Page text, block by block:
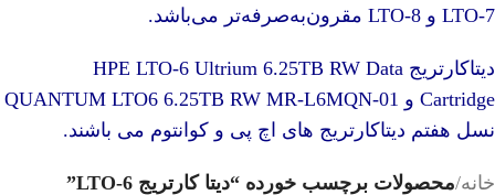
LTO-7 و LTO-8 مقرون‌به‌صرفه‌تر می‌باشد.
دیتاکارتریج HPE LTO‑6 Ultrium 6.25TB RW Data
Cartridge و QUANTUM LTO6 6.25TB RW MR-L6MQN-01
نسل هفتم دیتاکارتریج های اچ پی و کوانتوم می باشند.
خانه/محصولات برچسب خورده “دیتا کارتریج LTO-6”